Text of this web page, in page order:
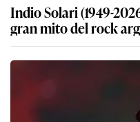
Indio Solari (1949-
gran mito del rock